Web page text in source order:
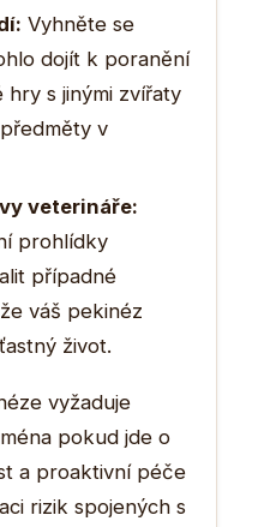
Vyhněte se
dojít k poranění
s jinými zvířaty
v
veterináře:
prohlídky
případné
váš pekinéz
život.
vyžaduje
pokud jde o
a proaktivní péče
rizik spojených s